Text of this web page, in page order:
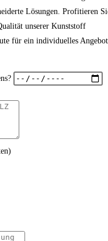
Lösungen. Profitieren
unserer Kunststoff
für ein individuelles Angebot